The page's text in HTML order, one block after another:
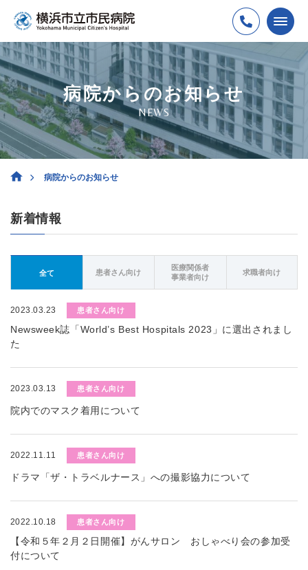
病院からのお知らせ
NEWS
病院からのお知らせ
新着情報
全て 患者さん向け
医療関係者
事業者向け
求職者向け
2023.03.23 患者さん向け
Newsweek誌「World’s Best Hospitals 2023」に選出されまし
た
2023.03.13 患者さん向け
院内でのマスク着用について
2022.11.11 患者さん向け
ドラマ「ザ・トラベルナース」への撮影協力について
2022.10.18 患者さん向け
【令和５年２月２日開催】がんサロン おしゃべり会の参加受
付について